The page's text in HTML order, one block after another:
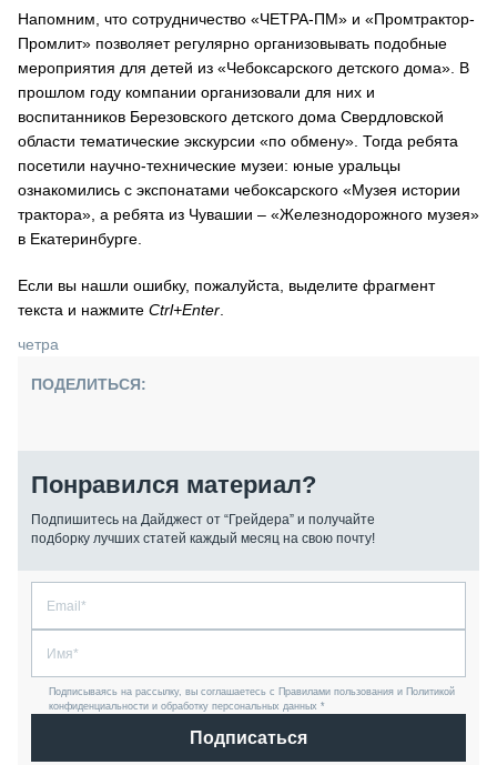
Напомним, что сотрудничество «ЧЕТРА-ПМ» и «Промтрактор-
Промлит» позволяет регулярно организовывать подобные
мероприятия для детей из «Чебоксарского детского дома». В
прошлом году компании организовали для них и
воспитанников Березовского детского дома Свердловской
области тематические экскурсии «по обмену». Тогда ребята
посетили научно-технические музеи: юные уральцы
ознакомились с экспонатами чебоксарского «Музея истории
трактора», а ребята из Чувашии – «Железнодорожного музея»
в Екатеринбурге.
Если вы нашли ошибку, пожалуйста, выделите фрагмент
текста и нажмите Ctrl+Enter
четра
ПОДЕЛИТЬСЯ:
Понравился материал?
Подпишитесь на Дайджест от “Грейдера” и получайте
подборку лучших статей каждый месяц на свою почту!
Подписываясь на рассылку, вы соглашаетесь с Правилами пользования и Политикой
конфиденциальности и обработку персональных данных *
Подписаться